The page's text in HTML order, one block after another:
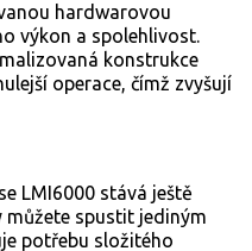
hardwarovou
výkon a spolehlivost.
konstrukce
operace, čímž zvyšují
LMI6000 stává ještě
můžete spustit jediným
potřebu složitého